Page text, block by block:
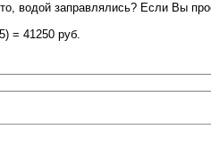
водой заправлялись? Если Вы
= 41250 руб.